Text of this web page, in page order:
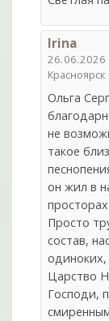
Irina
26.06.2026
Красноярск
Ольга
не
такое
он жил в
Просто
состав,
одиноких,
Царство
Господи,